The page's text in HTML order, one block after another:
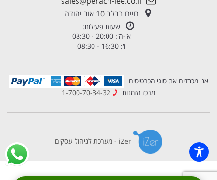
חיים ברלב 10 אור יהודה
שעות פעילות:
א'-ה': 20:00 - 08:30
ו': 16:30 - 08:30
אנו מכבדים את סוגי הכרטיסים
מרכז הזמנות
iZer - מערכת לניהול עסקים
×